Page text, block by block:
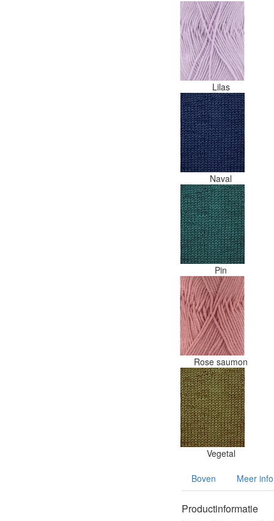
Lilas
Naval
Pin
Rose saumon
Vegetal
Boven Meer info
Productinformatie